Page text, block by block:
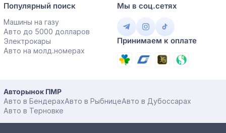
Популярный поиск
Машины на газу
Авто до 5000 долларов
Электрокары
Авто на молд.номерах
Мы в соц.сетях
Принимаем к оплате
Авторынок ПМР
Авто в БендерахАвто в РыбницеАвто в Дубоссарах
Авто в Терновке